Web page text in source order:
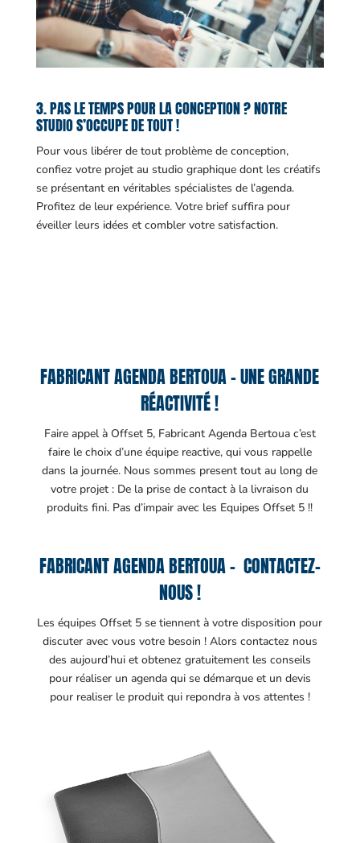
3. PAS LE TEMPS POUR LA CONCEPTION ? NOTRE
STUDIO S’OCCUPE DE TOUT !
Pour vous libérer de tout problème de conception,
confiez votre projet au studio graphique dont les créatifs
se présentant en véritables spécialistes de l’agenda.
Profitez de leur expérience. Votre brief suffira pour
éveiller leurs idées et combler votre satisfaction.
FABRICANT AGENDA BERTOUA – UNE GRANDE
RÉACTIVITÉ !
Faire appel à Offset 5, Fabricant Agenda Bertoua c’est
faire le choix d’une équipe reactive, qui vous rappelle
dans la journée. Nous sommes present tout au long de
votre projet : De la prise de contact à la livraison du
produits fini. Pas d’impair avec les Equipes Offset 5 !!
FABRICANT AGENDA BERTOUA – CONTACTEZ-
NOUS !
Les équipes Offset 5 se tiennent à votre disposition pour
discuter avec vous votre besoin ! Alors contactez nous
des aujourd’hui et obtenez gratuitement les conseils
pour réaliser un agenda qui se démarque et un devis
pour realiser le produit qui repondra à vos attentes !